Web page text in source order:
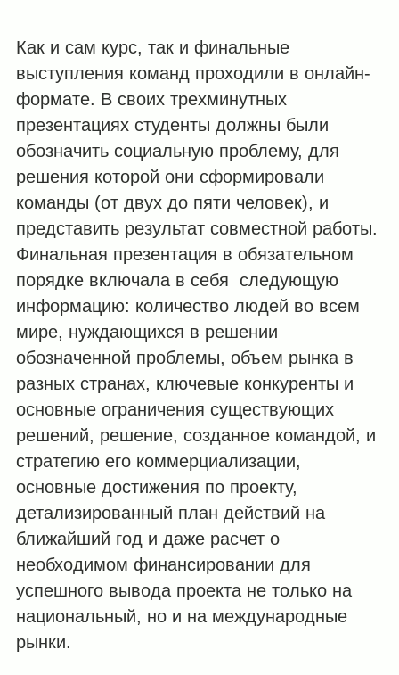
Как и сам курс, так и финальные
выступления команд проходили в онлайн-
формате. В своих трехминутных
презентациях студенты должны были
обозначить социальную проблему, для
решения которой они сформировали
команды (от двух до пяти человек), и
представить результат совместной работы.
Финальная презентация в обязательном
порядке включала в себя следующую
информацию: количество людей во всем
мире, нуждающихся в решении
обозначенной проблемы, объем рынка в
разных странах, ключевые конкуренты и
основные ограничения существующих
решений, решение, созданное командой, и
стратегию его коммерциализации,
основные достижения по проекту,
детализированный план действий на
ближайший год и даже расчет о
необходимом финансировании для
успешного вывода проекта не только на
национальный, но и на международные
рынки.